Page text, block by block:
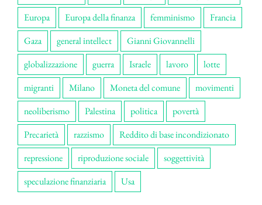
Europa
Europa della finanza femminismo
Francia
Gaza
general intellect
Gianni Giovannelli
globalizzazione
guerra Israele lavoro
lotte
migranti
Milano Moneta del comune
movimenti
neoliberismo
Palestina politica
povertà
Precarietà
razzismo
Reddito di base incondizionato
repressione
riproduzione sociale
soggettività
speculazione finanziaria
Usa